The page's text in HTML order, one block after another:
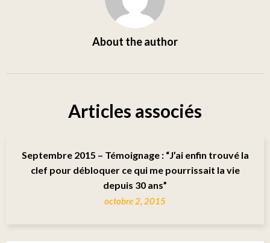
About the author
Articles associés
Septembre 2015 – Témoignage : “J’ai enfin trouvé la
clef pour débloquer ce qui me pourrissait la vie
depuis 30 ans”
octobre 2, 2015